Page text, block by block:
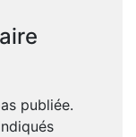
publiée.